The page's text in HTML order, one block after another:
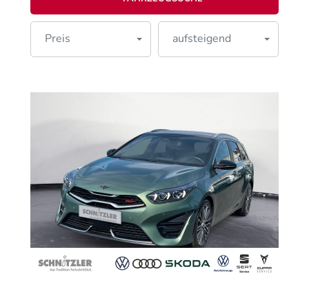
Preis aufsteigend